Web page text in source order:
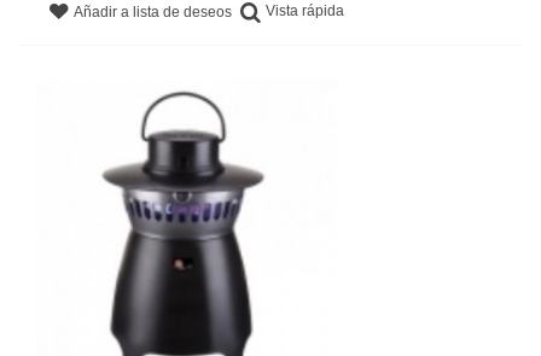
Añadir a lista de deseos Vista rápida